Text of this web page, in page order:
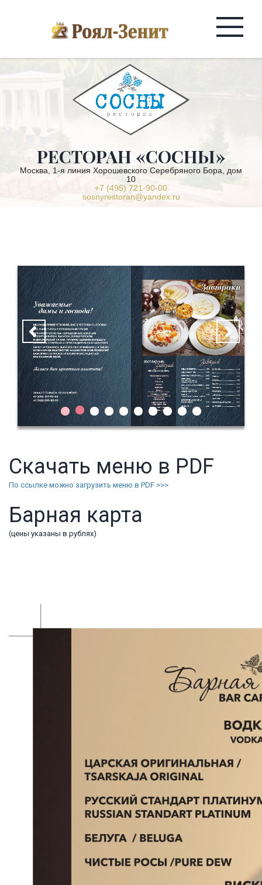
РЕСТОРАН «СОСНЫ»
Москва, 1-я линия Хорошевского Серебряного Бора, дом
10
+7 (495) 721-90-00
sosnyrestoran@yandex.ru
Скачать меню в PDF
По ссылке можно загрузить меню в PDF >>>
Барная карта
(цены указаны в рублях)